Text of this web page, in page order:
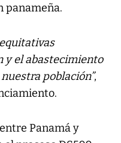
panameña.
y el abastecimiento
población”,
Panamá y